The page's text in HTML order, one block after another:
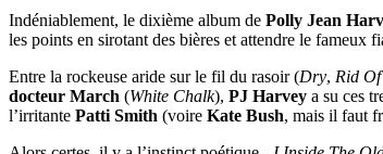
Indéniablement, le dixième album de Polly Jean
les points en sirotant des bières et attendre le fameux
Entre la rockeuse aride sur le fil du rasoir (Dry, Rid
docteur March (White Chalk), PJ Harvey a su ces
l’irritante Patti Smith (voire Kate Bush, mais il faut